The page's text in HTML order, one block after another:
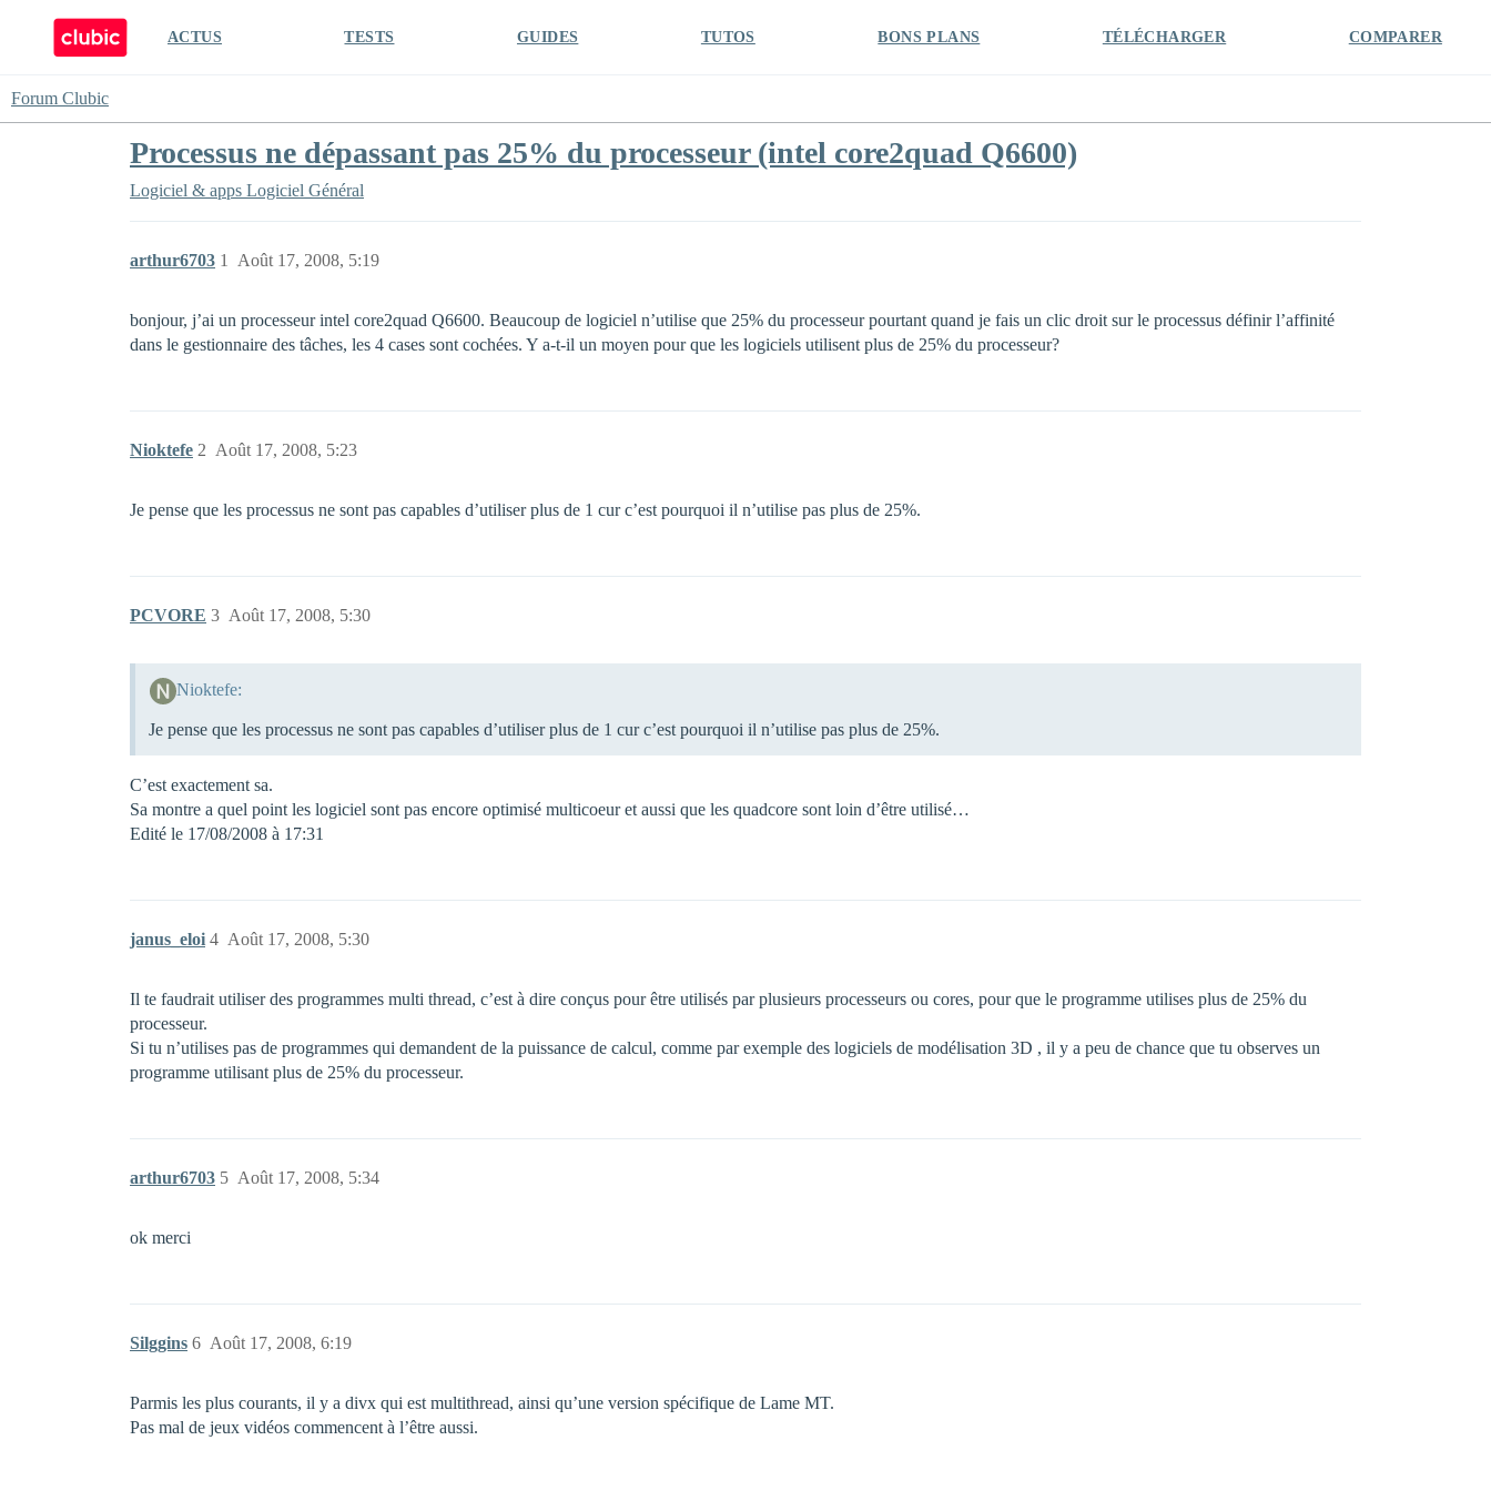
ACTUS TESTS GUIDES TUTOS BONS PLANS TÉLÉCHARGER COMPARER
Forum Clubic
Processus ne dépassant pas 25% du processeur (intel core2quad Q6600)
Logiciel & apps Logiciel Général
arthur6703 Août 17, 2008, 5:19
1
bonjour, j’ai un processeur intel core2quad Q6600. Beaucoup de logiciel n’utilise que 25% du processeur pourtant quand je fais un clic droit sur le processus définir l’affinité
dans le gestionnaire des tâches, les 4 cases sont cochées. Y a-t-il un moyen pour que les logiciels utilisent plus de 25% du processeur?
Nioktefe Août 17, 2008, 5:23
2
Je pense que les processus ne sont pas capables d’utiliser plus de 1 cur c’est pourquoi il n’utilise pas plus de 25%.
PCVORE Août 17, 2008, 5:30
3
Nioktefe:
Je pense que les processus ne sont pas capables d’utiliser plus de 1 cur c’est pourquoi il n’utilise pas plus de 25%.
C’est exactement sa.
Sa montre a quel point les logiciel sont pas encore optimisé multicoeur et aussi que les quadcore sont loin d’être utilisé…
Edité le 17/08/2008 à 17:31
janus_eloi Août 17, 2008, 5:30
4
Il te faudrait utiliser des programmes multi thread, c’est à dire conçus pour être utilisés par plusieurs processeurs ou cores, pour que le programme utilises plus de 25% du
processeur.
Si tu n’utilises pas de programmes qui demandent de la puissance de calcul, comme par exemple des logiciels de modélisation 3D , il y a peu de chance que tu observes un
programme utilisant plus de 25% du processeur.
arthur6703 Août 17, 2008, 5:34
5
ok merci
Silggins Août 17, 2008, 6:19
6
Parmis les plus courants, il y a divx qui est multithread, ainsi qu’une version spécifique de Lame MT.
Pas mal de jeux vidéos commencent à l’être aussi.